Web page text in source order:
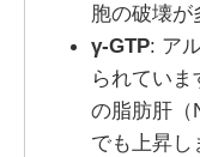
胞の破壊が
γ-GTP: ア
られてい
の脂肪肝（
でも上昇し